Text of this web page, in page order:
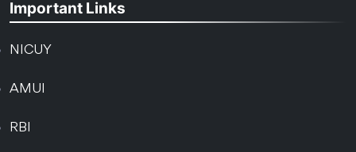
Important Links
NICUY
AMUI
RBI